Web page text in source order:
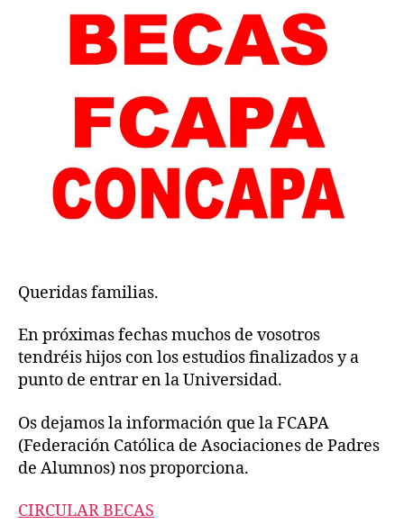
Queridas familias.
En próximas fechas muchos de vosotros
tendréis hijos con los estudios finalizados y a
punto de entrar en la Universidad.
Os dejamos la información que la FCAPA
(Federación Católica de Asociaciones de Padres
de Alumnos) nos proporciona.
CIRCULARBECAS